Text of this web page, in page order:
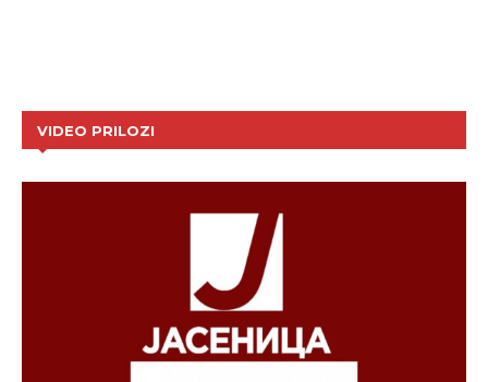
VIDEO PRILOZI